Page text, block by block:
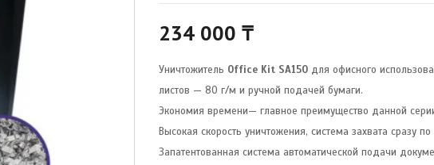
234 000₸
Уничтожитель Office Kit SA150 для офисного
листов — 80 г/м и ручной подачей бумаги.
Экономия времени— главное преимущество данной
Высокая скорость уничтожения, система захвата сразу
Запатентованная система автоматической подачи